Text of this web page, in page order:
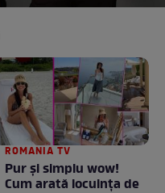
ROMANIA TV
Pur și simplu wow!
Cum arată locuința de